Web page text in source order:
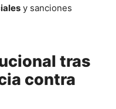
y sanciones
tras
contra